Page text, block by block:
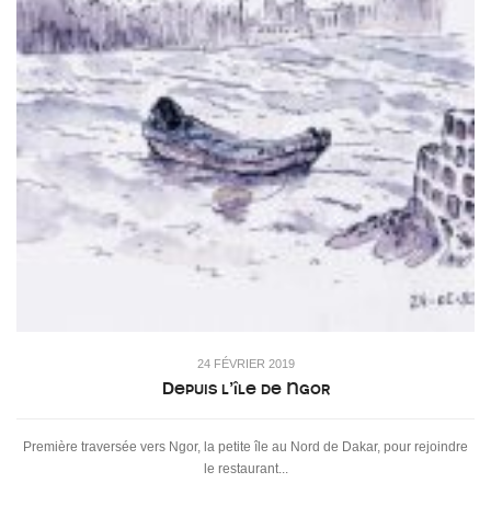
24 FÉVRIER 2019
Depuis l’île de Ngor
Première traversée vers Ngor, la petite île au Nord de Dakar, pour rejoindre
le restaurant...